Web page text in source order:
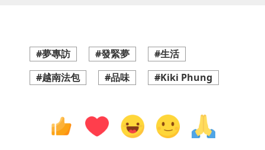
#夢專訪 #發緊夢
#生活
#越南法包
#品味 #Kiki Phung